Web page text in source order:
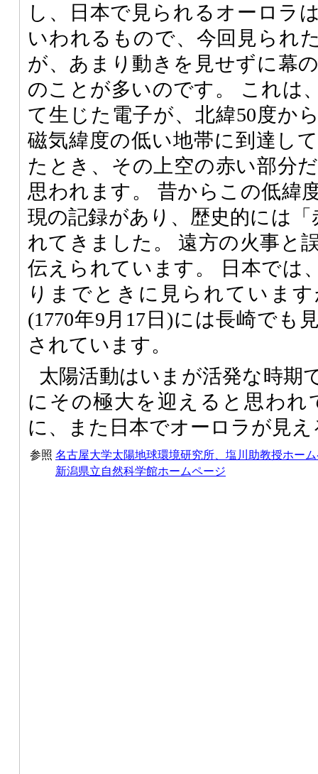
し、日本で見られるオーロラ
いわれるもので、今回見られ
が、あまり動きを見せずに幕
のことが多いのです。 これは
て生じた電子が、北緯50度か
磁気緯度の低い地帯に到達し
たとき、その上空の赤い部分
思われます。 昔からこの低緯
現の記録があり、歴史的には
れてきました。 遠方の火事と
伝えられています。 日本では
りまでときに見られていま
(1770年9月17日)には長崎でも
されています。
太陽活動はいまが活発な時期
にその極大を迎えると思われ
に、また日本でオーロラが見
参照 名古屋大学太陽地球環境研究所、塩川助教授ホー
新潟県立自然科学館ホームページ